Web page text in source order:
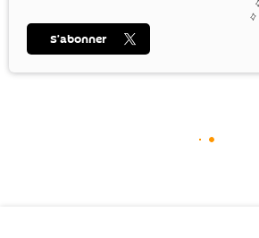
S’abonner